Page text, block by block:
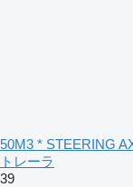
50M3 * STEERING
トレーラ
39